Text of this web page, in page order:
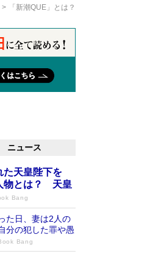
「新潮QUE」とは？
ニュース
た天皇陛下を
物とは？ 天皇
Bang
た日、妻は2人の
分の犯した罪や愚
Bang